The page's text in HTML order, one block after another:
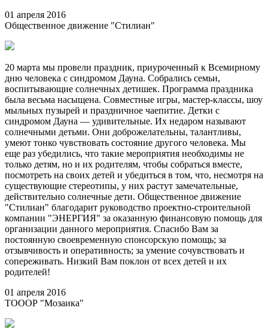
01 апреля 2016
Общественное движение "Стилиан"
20 марта мы провели праздник, приуроченный к Всемирному
дню человека с синдромом Дауна. Собрались семьи,
воспитывающие солнечных детишек. Программа праздника
была весьма насыщена. Совместные игры, мастер-классы, шоу
мыльных пузырей и праздничное чаепитие. Детки с
синдромом Дауна — удивительные. Их недаром называют
солнечными детьми. Они доброжелательны, талантливы,
умеют тонко чувствовать состояние другого человека. Мы
еще раз убедились, что такие мероприятия необходимы не
только детям, но и их родителям, чтобы собраться вместе,
посмотреть на своих детей и убедиться в том, что, несмотря на
существующие стереотипы, у них растут замечательные,
действительно солнечные дети. Общественное движение
"Стилиан" благодарит руководство проектно-строительной
компании "ЭНЕРГИЯ" за оказанную финансовую помощь для
организации данного мероприятия. Спасибо Вам за
постоянную своевременную спонсорскую помощь; за
отзывчивость и оперативность; за умение сочувствовать и
сопереживать. Низкий Вам поклон от всех детей и их
родителей!
01 апреля 2016
ТОООР "Мозаика"